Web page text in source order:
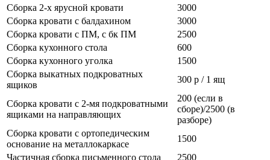
Сборка 2-х ярусной кровати
3000
Сборка кровати с балдахином
3000
Сборка кровати с ПМ, с бк ПМ
2500
Сборка кухонного стола
600
Сборка кухонного уголка
1500
Сборка выкатных подкроватных
ящиков
300 р / 1 ящ
Сборка кровати с 2-мя подкроватными
ящиками на направляющих
200 (если в
сборе)/2500 (в
разборе)
Сборка кровати с ортопедическим
основание на металлокаркасе
1500
Частичная сборка письменного стола
2500